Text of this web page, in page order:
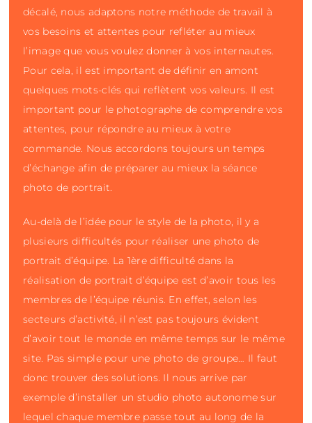
décalé, nous adaptons notre méthode de travail à
vos besoins et attentes pour refléter au mieux
l’image que vous voulez donner à vos internautes.
Pour cela, il est important de définir en amont
quelques mots-clés qui reflètent vos valeurs. Il est
important pour le photographe de comprendre vos
attentes, pour répondre au mieux à votre
commande. Nous accordons toujours un temps
d’échange afin de préparer au mieux la séance
photo de portrait.
Au-delà de l’idée pour le style de la photo, il y a
plusieurs difficultés pour réaliser une photo de
portrait d’équipe. La 1ère difficulté dans la
réalisation de portrait d’équipe est d’avoir tous les
membres de l’équipe réunis. En effet, selon les
secteurs d’activité, il n’est pas toujours évident
d’avoir tout le monde en même temps sur le même
site. Pas simple pour une photo de groupe… Il faut
donc trouver des solutions. Il nous arrive par
exemple d’installer un studio photo autonome sur
lequel chaque membre passe tout au long de la